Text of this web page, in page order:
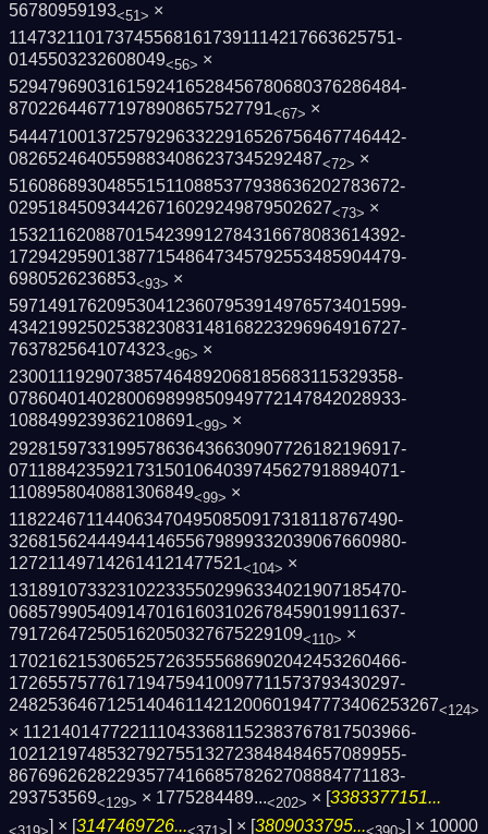
56780959193<51> ×
1147321101737455681617391114217663625751­
0145503232608049<56> ×
5294796903161592416528456780680376286484­
870226446771978908657527791<67> ×
5444710013725792963322916526756467746442­
08265246405598834086237345292487<72> ×
5160868930485515110885377938636202783672­
029518450934426716029249879502627<73> ×
1532116208870154239912784316678083614392­
1729429590138771548647345792553485904479­
6980526236853<93> ×
5971491762095304123607953914976573401599­
4342199250253823083148168223296964916727­
7637825641074323<96> ×
2300111929073857464892068185683115329358­
0786040140280069899850949772147842028933­
1088499239362108691<99> ×
2928159733199578636436630907726182196917­
0711884235921731501064039745627918894071­
1108958040881306849<99> ×
1182246711440634704950850917318118767490­
3268156244494414655679899332039067660980­
127211497142614121477521<104> ×
1318910733231022335502996334021907185470­
0685799054091470161603102678459019911637­
791726472505162050327675229109<110> ×
1702162153065257263555686902042453260466­
1726557577617194759410097711573793430297­
2482536467125140461142120060194777340625­3267<124>
× 1121401477221110433681152383767817503966­
1021219748532792755132723848484657089955­
8676962628229357741668578262708884771183­
293753569<129> × 1775284489...<202> × [3383377151...
] × [3147469726... ] × [3809033795... ] × 10000